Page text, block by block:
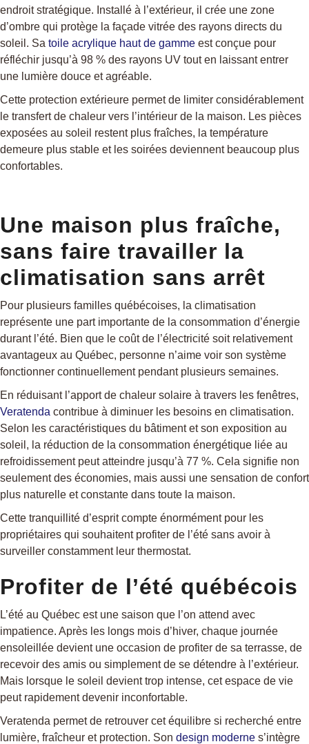
endroit stratégique. Installé à l’extérieur, il crée une zone
d’ombre qui protège la façade vitrée des rayons directs du
soleil. Sa toile acrylique haut de gamme est conçue pour
réfléchir jusqu’à 98 % des rayons UV tout en laissant entrer
une lumière douce et agréable.
Cette protection extérieure permet de limiter considérablement
le transfert de chaleur vers l’intérieur de la maison. Les pièces
exposées au soleil restent plus fraîches, la température
demeure plus stable et les soirées deviennent beaucoup plus
confortables.
Une maison plus fraîche,
sans faire travailler la
climatisation sans arrêt
Pour plusieurs familles québécoises, la climatisation
représente une part importante de la consommation d’énergie
durant l’été. Bien que le coût de l’électricité soit relativement
avantageux au Québec, personne n’aime voir son système
fonctionner continuellement pendant plusieurs semaines.
En réduisant l’apport de chaleur solaire à travers les fenêtres,
Veratenda contribue à diminuer les besoins en climatisation.
Selon les caractéristiques du bâtiment et son exposition au
soleil, la réduction de la consommation énergétique liée au
refroidissement peut atteindre jusqu’à 77 %. Cela signifie non
seulement des économies, mais aussi une sensation de confort
plus naturelle et constante dans toute la maison.
Cette tranquillité d’esprit compte énormément pour les
propriétaires qui souhaitent profiter de l’été sans avoir à
surveiller constamment leur thermostat.
Profiter de l’été québécois
L’été au Québec est une saison que l’on attend avec
impatience. Après les longs mois d’hiver, chaque journée
ensoleillée devient une occasion de profiter de sa terrasse, de
recevoir des amis ou simplement de se détendre à l’extérieur.
Mais lorsque le soleil devient trop intense, cet espace de vie
peut rapidement devenir inconfortable.
Veratenda permet de retrouver cet équilibre si recherché entre
lumière, fraîcheur et protection. Son design moderne s’intègre